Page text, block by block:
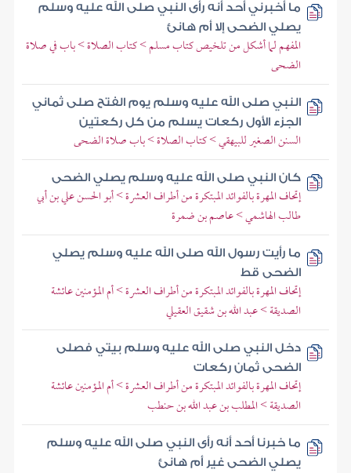
ما أخبرني أحد أنه رأى النبي صلى الله عليه وسلم
يصلي الضحى إلا أم هانئ
المفهم لما أشكل من تلخيص كتاب مسلم > كتاب الصلاة > باب في صلاة
الضحى
النبي صلى الله عليه وسلم يوم الفتح صلى ثماني
الجزء الأول ركعات يسلم من كل ركعتين
السنن الصغير للبيهقي > كتاب الصلاة > باب صلاة الضحى
كان النبي صلى الله عليه وسلم يصلي الضحى
إتحاف المهرة بالفوائد المبتكرة من أطراف العشرة > أبو الحسن علي بن أبي
طالب الهاشمي > عاصم بن ضمرة
ما رأيت رسول الله صلى الله عليه وسلم يصلي
الضحى قط
إتحاف المهرة بالفوائد المبتكرة من أطراف العشرة > أم المؤمنين عائشة
الصديقة > عبد الله بن شقيق العقيلي
دخل النبي صلى الله عليه وسلم بيتي فصلى
الضحى ثمان ركعات
إتحاف المهرة بالفوائد المبتكرة من أطراف العشرة > أم المؤمنين عائشة
الصديقة > المطلب بن عبد الله بن حنطب
ما خبرنا أحد أنه رأى النبي صلى الله عليه وسلم
يصلي الضحى غير أم هانئ